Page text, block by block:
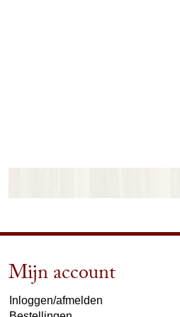
Mijn account
Inloggen/afmelden